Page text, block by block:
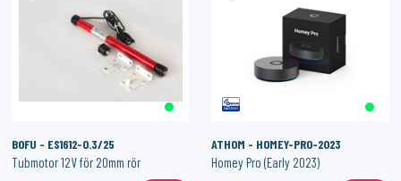
BOFU - ES1612-0.3/25
Tubmotor 12V för 20mm rör
ATHOM - HOMEY-PRO-2023
Homey Pro (Early 2023)